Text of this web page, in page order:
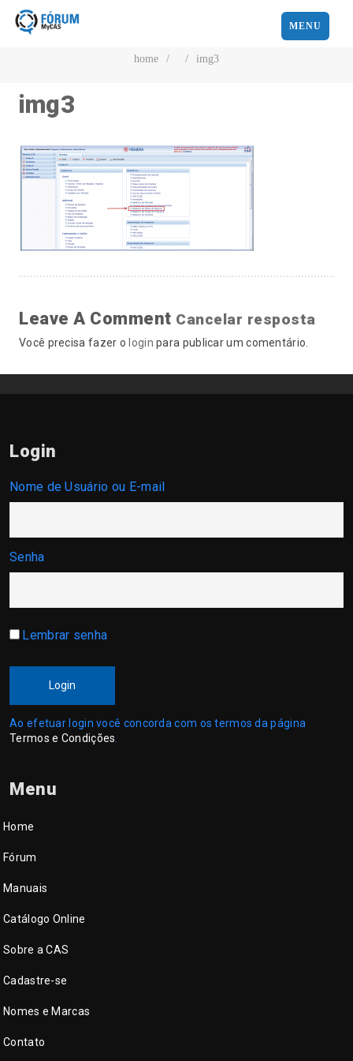
MENU
home / / img3
img3
Leave A Comment Cancelar resposta
Você precisa fazer o login para publicar um comentário.
Login
Nome de Usuário ou E-mail
Senha
Lembrar senha
Login
Ao efetuar login você concorda com os termos da página
Termos e Condições
Menu
Home
Fórum
Manuais
Catálogo Online
Sobre a CAS
Cadastre-se
Nomes e Marcas
Contato